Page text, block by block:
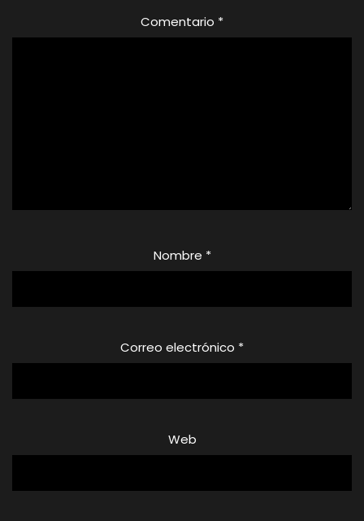
Comentario *
Nombre *
Correo electrónico *
Web